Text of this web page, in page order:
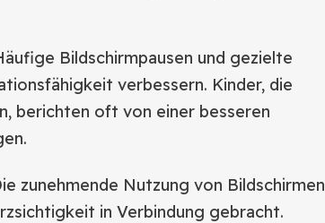
Bildschirmpausen und gezielte
verbessern. Kinder, die
berichten oft von einer besseren
zunehmende Nutzung von Bildschirmen
in Verbindung gebracht.